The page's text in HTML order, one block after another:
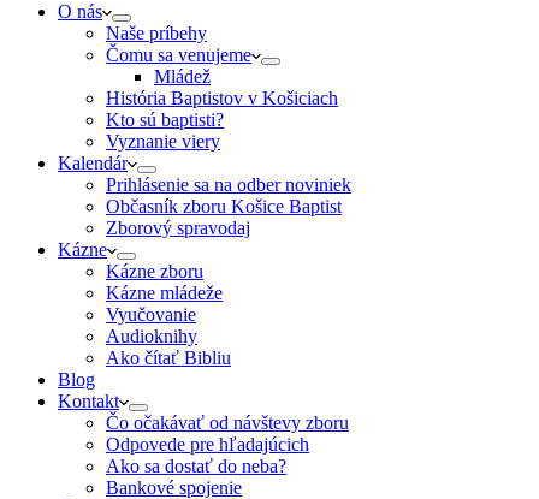
O nás
Naše príbehy
Čomu sa venujeme
Mládež
História Baptistov v Košiciach
Kto sú baptisti?
Vyznanie viery
Kalendár
Prihlásenie sa na odber noviniek
Občasník zboru Košice Baptist
Zborový spravodaj
Kázne
Kázne zboru
Kázne mládeže
Vyučovanie
Audioknihy
Ako čítať Bibliu
Blog
Kontakt
Čo očakávať od návštevy zboru
Odpovede pre hľadajúcich
Ako sa dostať do neba?
Bankové spojenie